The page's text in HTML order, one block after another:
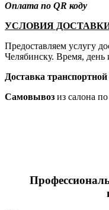
Оплата по QR коду
УСЛОВИЯ
Предоставляем услугу
Челябинску. Время, день
Доставка
Самовывоз из салона